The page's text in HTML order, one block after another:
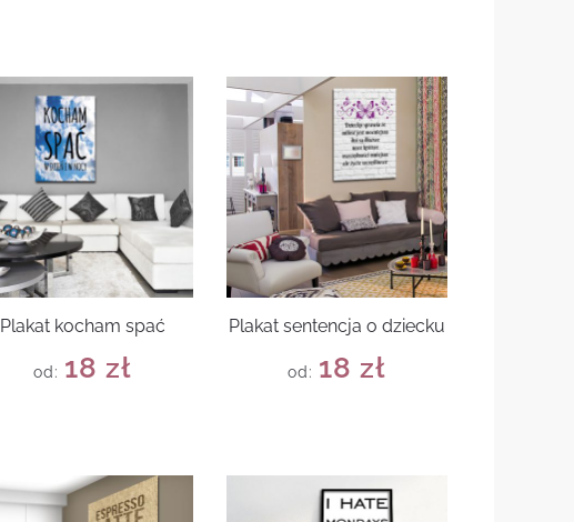
Plakat kocham spać
od: 18zł
Plakat sentencja o dziecku
od: 18zł